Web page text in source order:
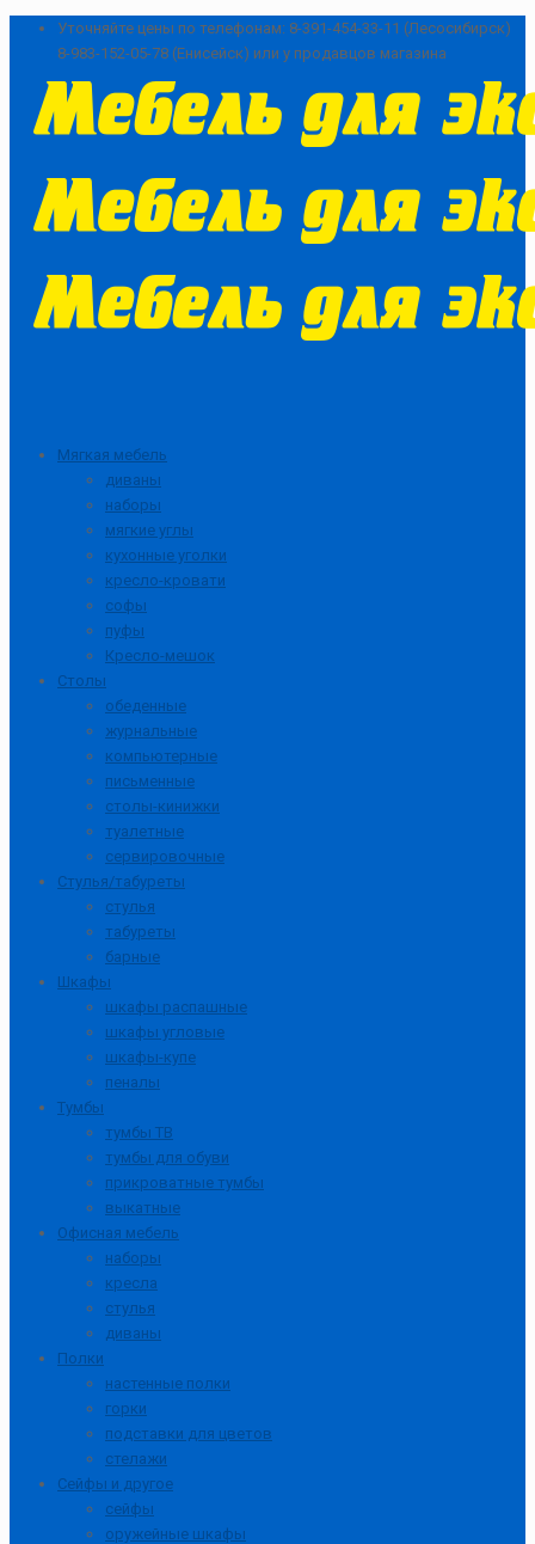
Уточняйте цены по телефонам: 8-391-454-33-11 (Лесосибирск)
8-983-152-05-78 (Енисейск) или у продавцов магазина
Мягкая мебель
диваны
наборы
мягкие углы
кухонные уголки
кресло-кровати
софы
пуфы
Кресло-мешок
Столы
обеденные
журнальные
компьютерные
письменные
столы-кинижки
туалетные
сервировочные
Стулья/табуреты
стулья
табуреты
барные
Шкафы
шкафы распашные
шкафы угловые
шкафы-купе
пеналы
Тумбы
тумбы ТВ
тумбы для обуви
прикроватные тумбы
выкатные
Офисная мебель
наборы
кресла
стулья
диваны
Полки
настенные полки
горки
подставки для цветов
стелажи
Сейфы и другое
сейфы
оружейные шкафы